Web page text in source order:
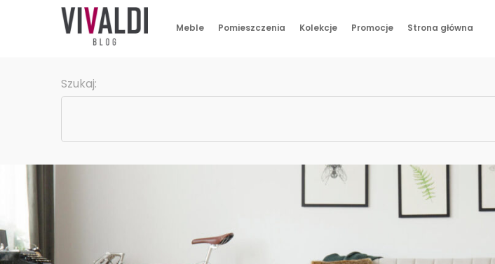
Meble Pomieszczenia Kolekcje Promocje Strona główna
Szukaj:
Strona